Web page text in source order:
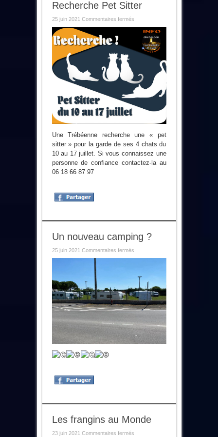
Recherche Pet Sitter
25 juin 2021 Commentaires ferméssur
Sitter
Une Trébéenne recherche une « pet
sitter » pour la garde de ses 4 chats du
10 au 17 juillet. Si vous connaissez une
personne de confiance contactez-la au
06 18 66 87 97
Un nouveau camping ?
25 juin 2021 Commentaires ferméssur
Les frangins au Monde
23 juin 2021 Commentaires ferméssur